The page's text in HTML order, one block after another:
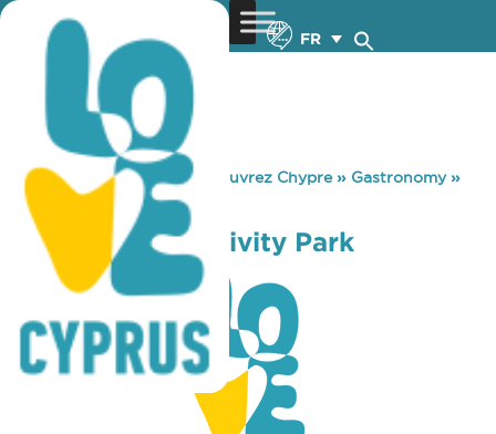
FR
You are here: Home »Découvrez Chypre» Gastronomy»
Booba Boom Activity Park
Booba Boom Activity Park